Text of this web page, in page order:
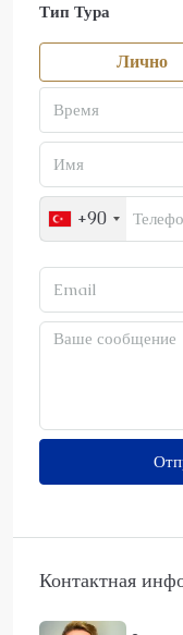
Тип Тура
Лично
Время
+90
Контактная